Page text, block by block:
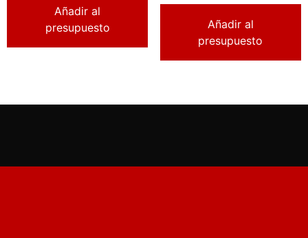
Añadir al
presupuesto
Añadir al
presupuesto